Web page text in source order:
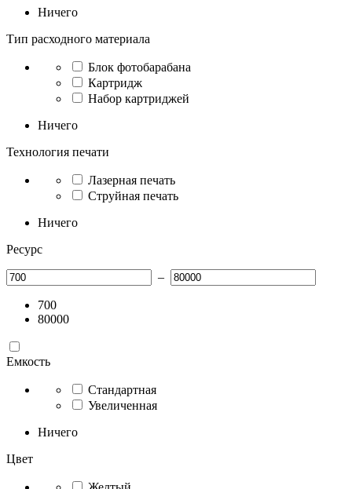
Ничего
Тип расходного материала
Блок фотобарабана
Картридж
Набор картриджей
Ничего
Технология печати
Лазерная печать
Струйная печать
Ничего
Ресурс
–
700
80000
Емкость
Стандартная
Увеличенная
Ничего
Цвет